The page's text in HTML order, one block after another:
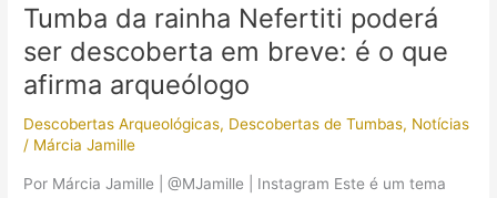
resolução
do
busto
de
Nefertiti
está
disponível
Tumba da rainha Nefertiti poderá
ser descoberta em breve: é o que
afirma arqueólogo
Descobertas Arqueológicas, Descobertas de Tumbas, Notícias
/ Márcia Jamille
Por Márcia Jamille | @MJamille | Instagram Este é um tema